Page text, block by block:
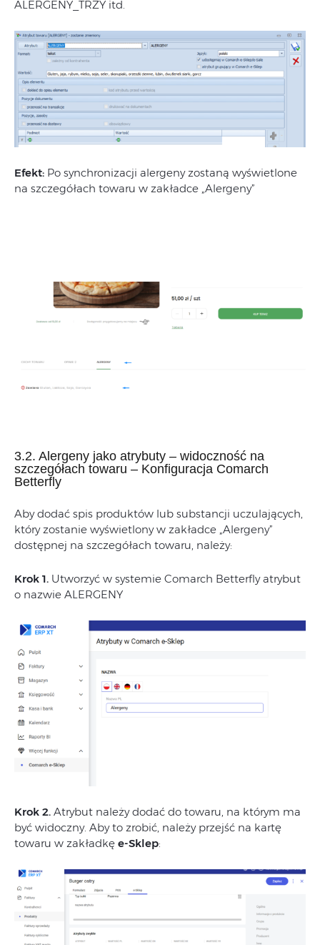
ALERGENY_TRZY itd.
Efekt: Po synchronizacji alergeny zostaną wyświetlone
na szczegółach towaru w zakładce „Alergeny”
3.2. Alergeny jako atrybuty – widoczność na
szczegółach towaru – Konfiguracja Comarch
Betterfly
Aby dodać spis produktów lub substancji uczulających,
który zostanie wyświetlony w zakładce „Alergeny”
dostępnej na szczegółach towaru, należy:
Krok 1. Utworzyć w systemie Comarch Betterfly atrybut
o nazwie ALERGENY
Krok 2. Atrybut należy dodać do towaru, na którym ma
być widoczny. Aby to zrobić, należy przejść na kartę
towaru w zakładkę e-Sklep: